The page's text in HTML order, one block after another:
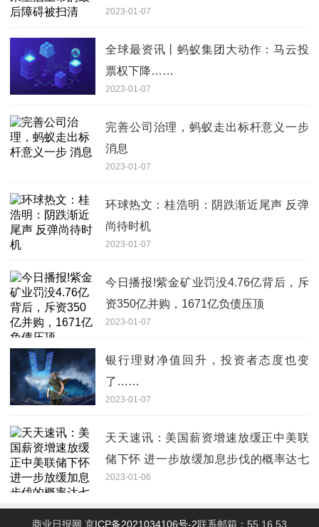
2023-01-07
全球最资讯丨蚂蚁集团大动作：马云投
票权下降……
2023-01-07
完善公司治理，蚂蚁走出标杆意义一步
消息
2023-01-07
环球热文：桂浩明：阴跌渐近尾声 反弹
尚待时机
2023-01-07
今日播报!紫金矿业罚没4.76亿背后，斥
资350亿并购，1671亿负债压顶
2023-01-07
银行理财净值回升，投资者态度也变
了……
2023-01-07
天天速讯：美国薪资增速放缓正中美联
储下怀 进一步放缓加息步伐的概率达七
成
2023-01-06
商业日报网 京ICP备2021034106号-2联系邮箱：55 16 53